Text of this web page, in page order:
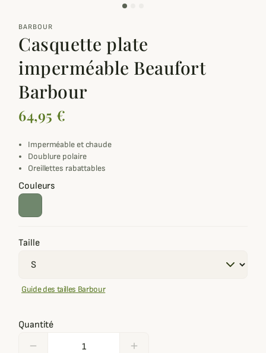
BARBOUR
Casquette plate
imperméable Beaufort
Barbour
64,95 €
Imperméable et chaude
Doublure polaire
Oreillettes rabattables
Couleurs
Taille
Guide des tailles Barbour
Quantité
remove add